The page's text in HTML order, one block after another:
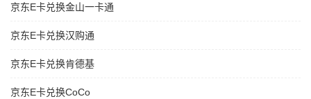
京东E卡兑换金山一卡通
京东E卡兑换汉购通
京东E卡兑换肯德基
京东E卡兑换CoCo